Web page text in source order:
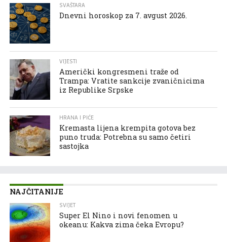
SVAŠTARA
Dnevni horoskop za 7. avgust 2026.
VIJESTI
Američki kongresmeni traže od
Trampa: Vratite sankcije zvaničnicima
iz Republike Srpske
HRANA I PIĆE
Kremasta lijena krempita gotova bez
puno truda: Potrebna su samo četiri
sastojka
NAJČITANIJE
SVIJET
Super El Nino i novi fenomen u
okeanu: Kakva zima čeka Evropu?